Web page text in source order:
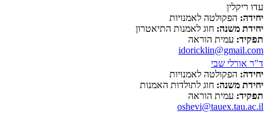
עדו ריקלין
יחידה: הפקולטה לאמנויות
יחידת משנה: חוג לאמנות התיאטרון
תפקיד: עמית הוראה
idoricklin@gmail.com
ד"ר אורלי שבי
יחידה: הפקולטה לאמנויות
יחידת משנה: חוג לתולדות האמנות
תפקיד: עמית הוראה
oshevi@tauex.tau.ac.il